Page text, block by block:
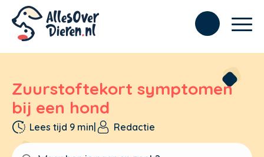
Zuurstoftekort symptomen
bij een hond
Lees tijd 9 min| Redactie